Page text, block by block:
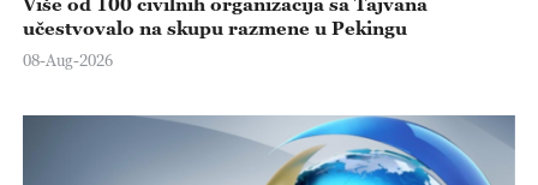
učestvovalo na skupu razmene u Pekingu
08-Aug-2026